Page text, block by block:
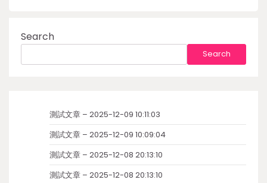
Search
Search
測試文章 – 2025-12-09 10:11:03
測試文章 – 2025-12-09 10:09:04
測試文章 – 2025-12-08 20:13:10
測試文章 – 2025-12-08 20:13:10